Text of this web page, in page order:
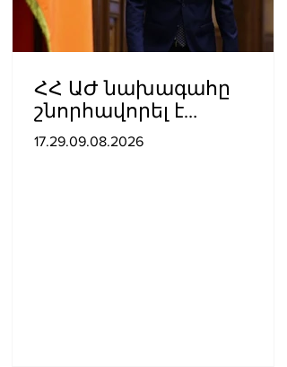
ՀՀ ԱԺ նախագահը
շնորհավորել է
խաղաղության
17.29.09.08.2026